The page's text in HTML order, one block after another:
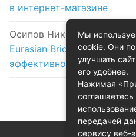
в интернет-магазине
Осипов Николак записи
Eurasian Bridge в Астане:
эффективность на первом
Мы
cookie. Они
улучшать
его удобнее.
Нажимая
соглашаетесь
передачей
сервису веб-